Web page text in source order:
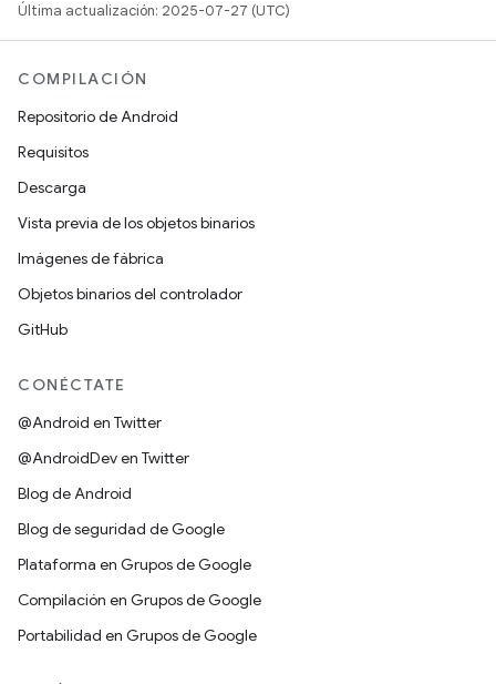
Última actualización: 2025-07-27 (UTC)
COMPILACIÓN
Repositorio de Android
Requisitos
Descarga
Vista previa de los objetos binarios
Imágenes de fábrica
Objetos binarios del controlador
GitHub
CONÉCTATE
@Android en Twitter
@AndroidDev en Twitter
Blog de Android
Blog de seguridad de Google
Plataforma en Grupos de Google
Compilación en Grupos de Google
Portabilidad en Grupos de Google